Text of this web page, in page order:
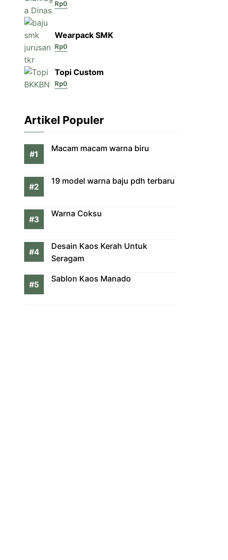
Rp0
Wearpack SMK
Rp0
Topi Custom
Rp0
Artikel Populer
Macam macam warna biru
19 model warna baju pdh terbaru
Warna Coksu
Desain Kaos Kerah Untuk
Seragam
Sablon Kaos Manado